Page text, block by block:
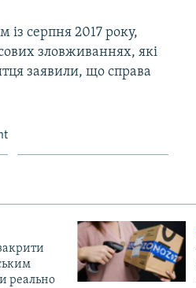
серпня 2017 року,
зловживаннях, які
заявили, що справа
реально